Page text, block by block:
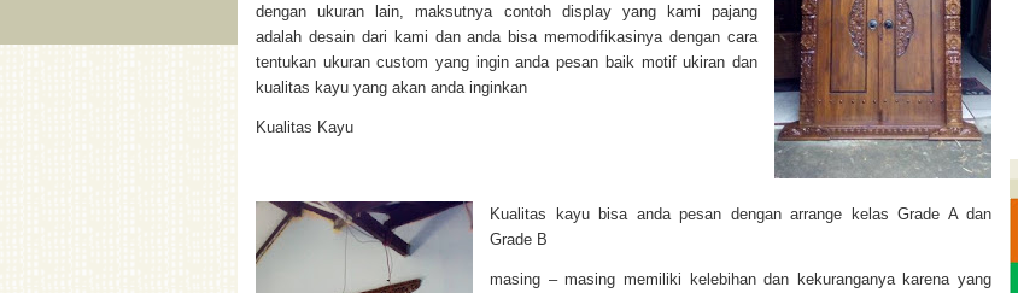
dengan ukuran lain, maksutnya contoh display yang kami pajang
adalah desain dari kami dan anda bisa memodifikasinya dengan cara
tentukan ukuran custom yang ingin anda pesan baik motif ukiran dan
kualitas kayu yang akan anda inginkan
Kualitas Kayu
Kualitas kayu bisa anda pesan dengan arrange kelas Grade A dan
Grade B
masing – masing memiliki kelebihan dan kekuranganya karena yang